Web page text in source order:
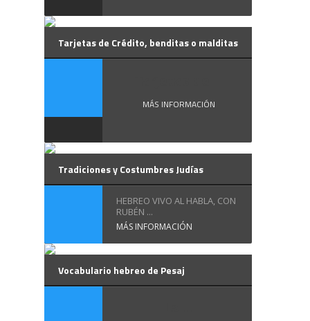
Tarjetas de Crédito, benditas o malditas
MÁS INFORMACIÓN
Tradiciones y Costumbres Judías
HEBREO VIVO AL HABLA, CON
RUBÉN ...
MÁS INFORMACIÓN
Vocabulario hebreo de Pesaj